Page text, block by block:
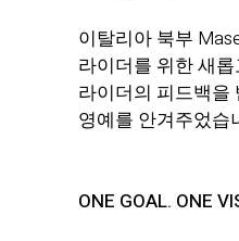
이탈리아 북부
라이더를 위한 새
라이더의 피드백을
영예를 안겨주었습
ONE GOAL. ONE